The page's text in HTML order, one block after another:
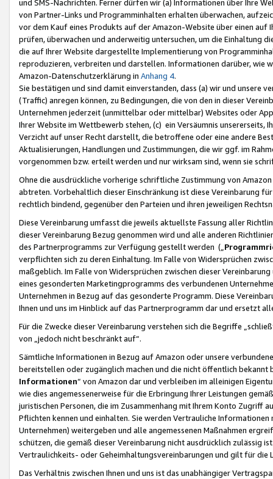
und SMS-Nachrichten. Ferner dürfen wir (a) Informationen über Ihre
von Partner-Links und Programminhalten erhalten überwachen,
vor dem Kauf eines Produkts auf der Amazon-Website über einen
prüfen, überwachen und anderweitig untersuchen, um die Einhaltung
die auf Ihrer Website dargestellte Implementierung von
reproduzieren, verbreiten und darstellen. Informationen darüber, wie
Amazon-Datenschutzerklärung in Anhang 4.
Sie bestätigen und sind damit einverstanden, dass (a) wir und
(Traffic) anregen können, zu Bedingungen, die von den in dieser
Unternehmen jederzeit (unmittelbar oder mittelbar) Websites oder
Ihrer Website im Wettbewerb stehen, (c) ein Versäumnis unsererseits,
Verzicht auf unser Recht darstellt, die betroffene oder eine andere
Aktualisierungen, Handlungen und Zustimmungen, die wir ggf. im
vorgenommen bzw. erteilt werden und nur wirksam sind, wenn sie
Ohne die ausdrückliche vorherige schriftliche Zustimmung von
abtreten. Vorbehaltlich dieser Einschränkung ist diese Vereinbarung
rechtlich bindend, gegenüber den Parteien und ihren jeweiligen
Diese Vereinbarung umfasst die jeweils aktuellste Fassung aller
dieser Vereinbarung Bezug genommen wird und alle anderen
des Partnerprogramms zur Verfügung gestellt werden („
verpflichten sich zu deren Einhaltung. Im Falle von Widersprüchen
maßgeblich. Im Falle von Widersprüchen zwischen dieser
eines gesonderten Marketingprogramms des verbundenen
Unternehmen in Bezug auf das gesonderte Programm. Diese
Ihnen und uns im Hinblick auf das Partnerprogramm dar und ersetzt
Für die Zwecke dieser Vereinbarung verstehen sich die Begriffe
von „jedoch nicht beschränkt auf“.
Sämtliche Informationen in Bezug auf Amazon oder unsere
bereitstellen oder zugänglich machen und die nicht öffentlich
Informationen“ von Amazon dar und verbleiben im alleinigen
wie dies angemessenerweise für die Erbringung Ihrer Leistungen
juristischen Personen, die im Zusammenhang mit Ihrem Konto
Pflichten kennen und einhalten. Sie werden Vertrauliche
Unternehmen) weitergeben und alle angemessenen Maßnahmen
schützen, die gemäß dieser Vereinbarung nicht ausdrücklich zulässig
Vertraulichkeits- oder Geheimhaltungsvereinbarungen und gilt für die
Das Verhältnis zwischen Ihnen und uns ist das unabhängiger